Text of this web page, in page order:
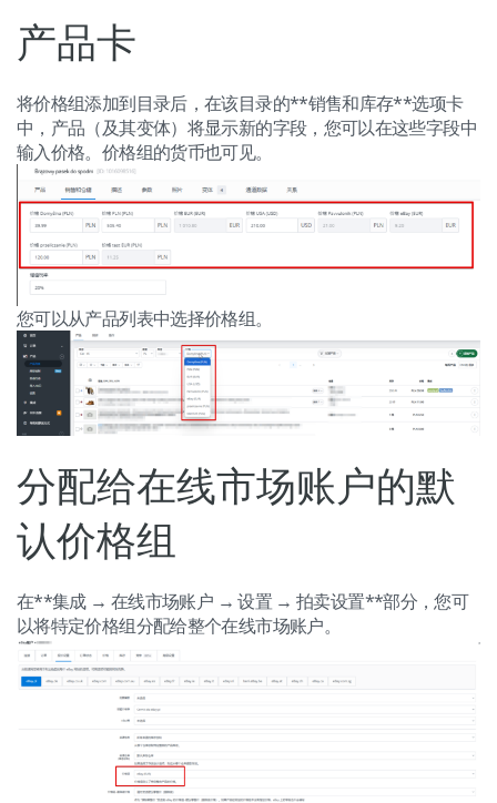
产品卡
将价格组添加到目录后，在该目录的**销售和库存**选项卡
中，产品（及其变体）将显示新的字段，您可以在这些字段中
输入价格。价格组的货币也可见。
您可以从产品列表中选择价格组。
分配给在线市场账户的默
认价格组
在**集成 → 在线市场账户 → 设置 → 拍卖设置**部分，您可
以将特定价格组分配给整个在线市场账户。